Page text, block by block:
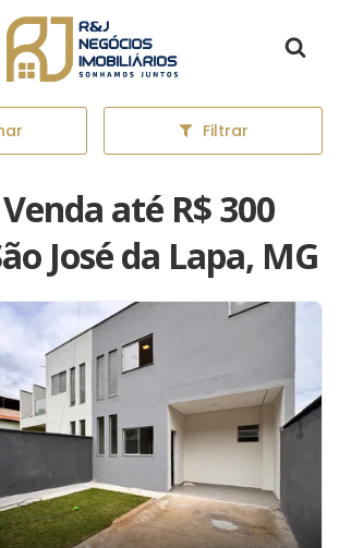
Página inicial
Filtrar
até R$ 300
José da Lapa, MG